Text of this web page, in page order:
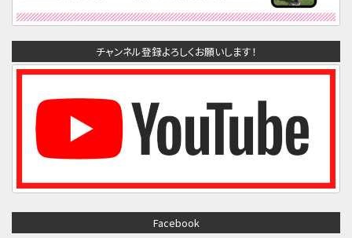
チャンネル登録よろしくお願いします！
Facebook